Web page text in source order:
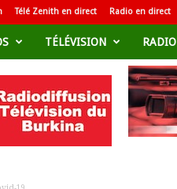
Télé Zenith en direct Radio en direct
TÉLÉVISION RADIO